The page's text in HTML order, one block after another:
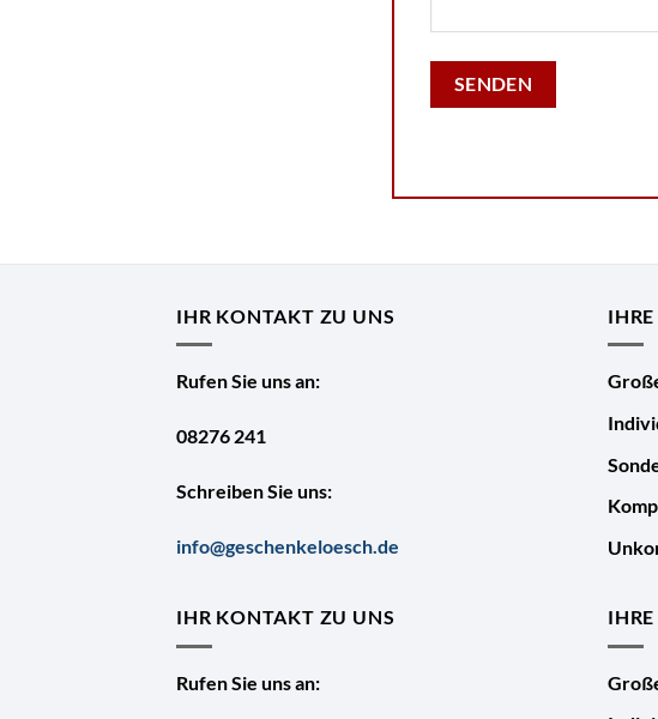
IHR KONTAKT ZU UNS
Rufen Sie uns an:
08276 241
Schreiben Sie uns:
info@geschenkeloesch.de
IHR KONTAKT ZU UNS
Rufen Sie uns an: